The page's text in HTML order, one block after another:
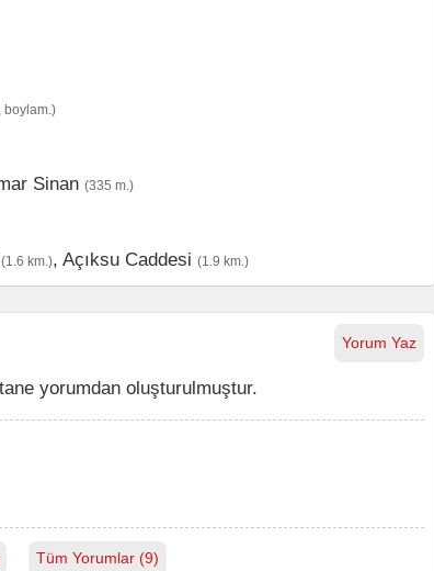
boylam.)
Sinan (335 m.)
(1.6 km.), Açıksu Caddesi (1.9 km.)
Yorum Yaz
yorumdan oluşturulmuştur.
Tüm Yorumlar (9)